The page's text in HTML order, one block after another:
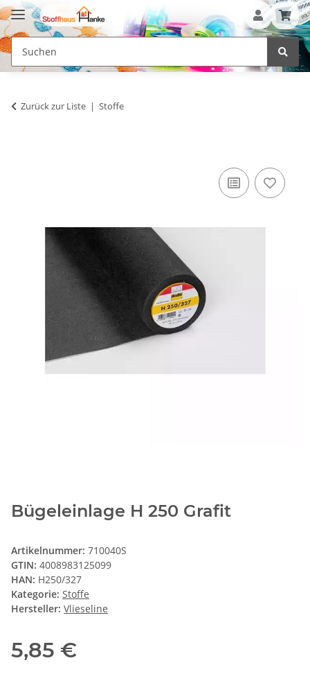
Zurück zur Liste Stoffe
Bügeleinlage H 250 Grafit
Artikelnummer: 710040S
GTIN: 4008983125099
HAN: H250/327
Kategorie: Stoffe
Hersteller: Vlieseline
5,85 €